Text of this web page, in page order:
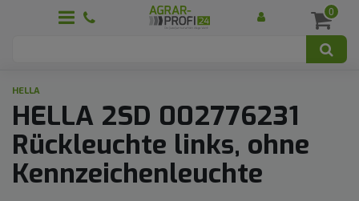
0
HELLA
HELLA 2SD 002776231
Rückleuchte links, ohne
Kennzeichenleuchte